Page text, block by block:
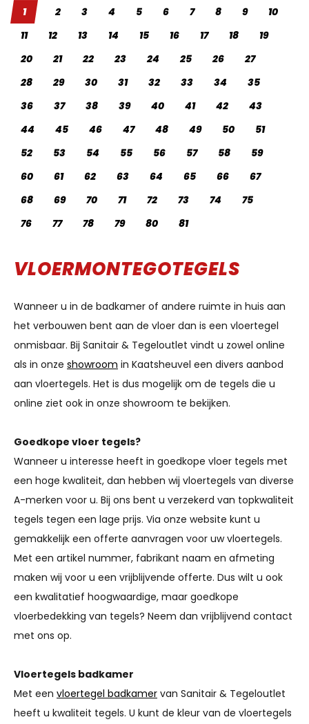
1 2 3 4 5 6 7 8 9
10
11
12 13 14 15 16 17 18
19
20
21 22 23 24 25 26
27
28
29 30 31 32 33 34
35
36
37 38 39 40 41 42
43
44
45 46 47 48 49 50
51
52
53 54 55 56 57 58
59
60
61 62 63 64 65 66
67
68
69 70 71 72 73 74
75
76
77 78 79 80 81
VLOERMONTEGOTEGELS
Wanneer u in de badkamer of andere ruimte in huis aan
het verbouwen bent aan de vloer dan is een vloertegel
onmisbaar. Bij Sanitair & Tegeloutlet vindt u zowel online
als in onze showroom in Kaatsheuvel een divers aanbod
aan vloertegels. Het is dus mogelijk om de tegels die u
online ziet ook in onze showroom te bekijken.
Goedkope vloer tegels?
Wanneer u interesse heeft in goedkope vloer tegels met
een hoge kwaliteit, dan hebben wij vloertegels van diverse
A-merken voor u. Bij ons bent u verzekerd van topkwaliteit
tegels tegen een lage prijs. Via onze website kunt u
gemakkelijk een offerte aanvragen voor uw vloertegels.
Met een artikel nummer, fabrikant naam en afmeting
maken wij voor u een vrijblijvende offerte. Dus wilt u ook
een kwalitatief hoogwaardige, maar goedkope
vloerbedekking van tegels? Neem dan vrijblijvend contact
met ons op.
Vloertegels badkamer
Met een vloertegel badkamer van Sanitair & Tegeloutlet
heeft u kwaliteit tegels. U kunt de kleur van de vloertegels